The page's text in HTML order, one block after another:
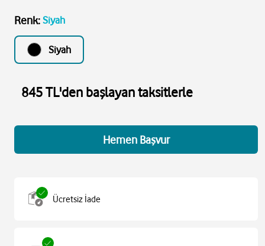
Renk: Siyah
Siyah
845 TL'den başlayan taksitlerle
Hemen Başvur
Ücretsiz İade